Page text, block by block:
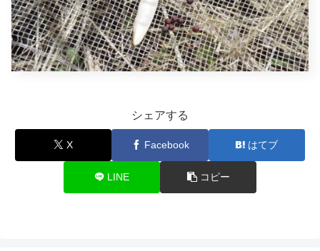
シェアする
X Facebook はてブ
LINE コピー